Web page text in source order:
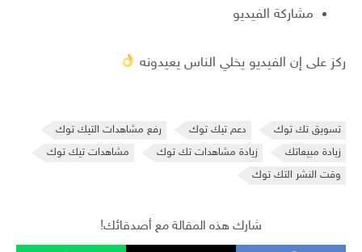
مشاركة الفيديو
ركز على إن الفيديو يخلي الناس يعيدونه
تسويق تك توك دعم تيك توك
رفع مشاهدات التيك توك
زيادة مبيعاتك
زيادة مشاهدات تك توك
مشاهدات تيك توك
وقت النشر التك توك
شارك هذه المقالة مع أصدقائك!